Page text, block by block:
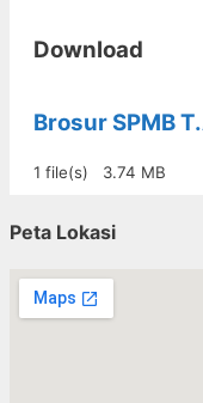
Download
Brosur SPMB
1 file(s) 3.74 MB
Peta Lokasi